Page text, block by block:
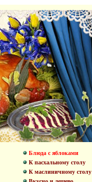
Блюда с яблоками
К пасхальному столу
К маслиничному столу